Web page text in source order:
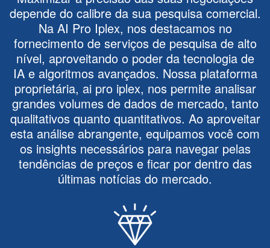
depende do calibre da sua pesquisa comercial.
Na AI Pro Iplex, nos destacamos no
fornecimento de serviços de pesquisa de alto
nível, aproveitando o poder da tecnologia de
IA e algoritmos avançados. Nossa plataforma
proprietária, ai pro iplex, nos permite analisar
grandes volumes de dados de mercado, tanto
qualitativos quanto quantitativos. Ao aproveitar
esta análise abrangente, equipamos você com
os insights necessários para navegar pelas
tendências de preços e ficar por dentro das
últimas notícias do mercado.